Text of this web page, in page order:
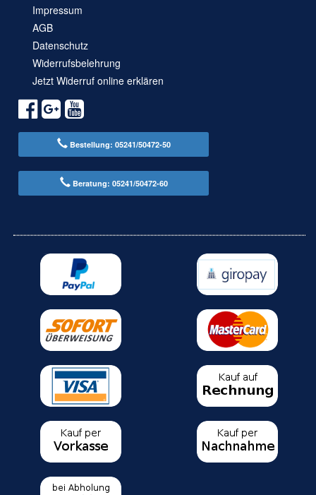
Impressum
AGB
Datenschutz
Widerrufsbelehrung
Jetzt Widerruf online erklären
Bestellung: 05241/50472-50
Beratung: 05241/50472-60